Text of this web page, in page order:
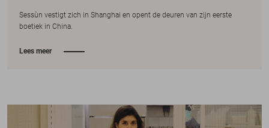
Sessùn vestigt zich in Shanghai en opent de deuren van zijn eerste
boetiek in China.
Lees meer